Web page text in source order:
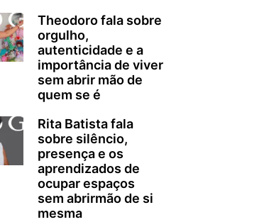
Theodoro fala sobre
orgulho,
autenticidade e a
importância de viver
sem abrir mão de
quem se é
Rita Batista fala
sobre silêncio,
presença e os
aprendizados de
ocupar espaços
sem abrirmão de si
mesma